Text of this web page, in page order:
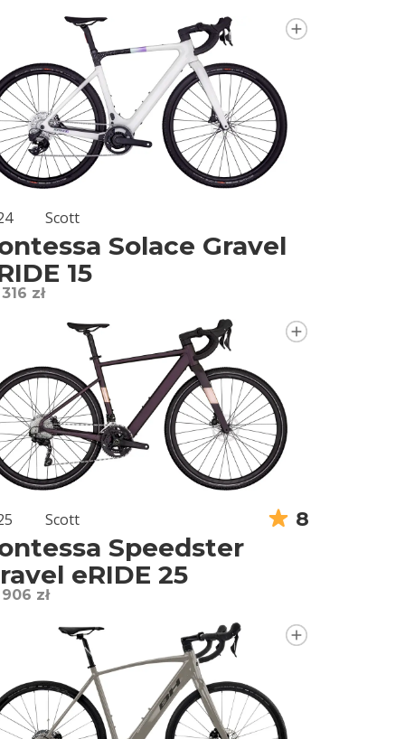
Scott
Solace Gravel
15
zł
Scott 8
Speedster
eRIDE 25
zł